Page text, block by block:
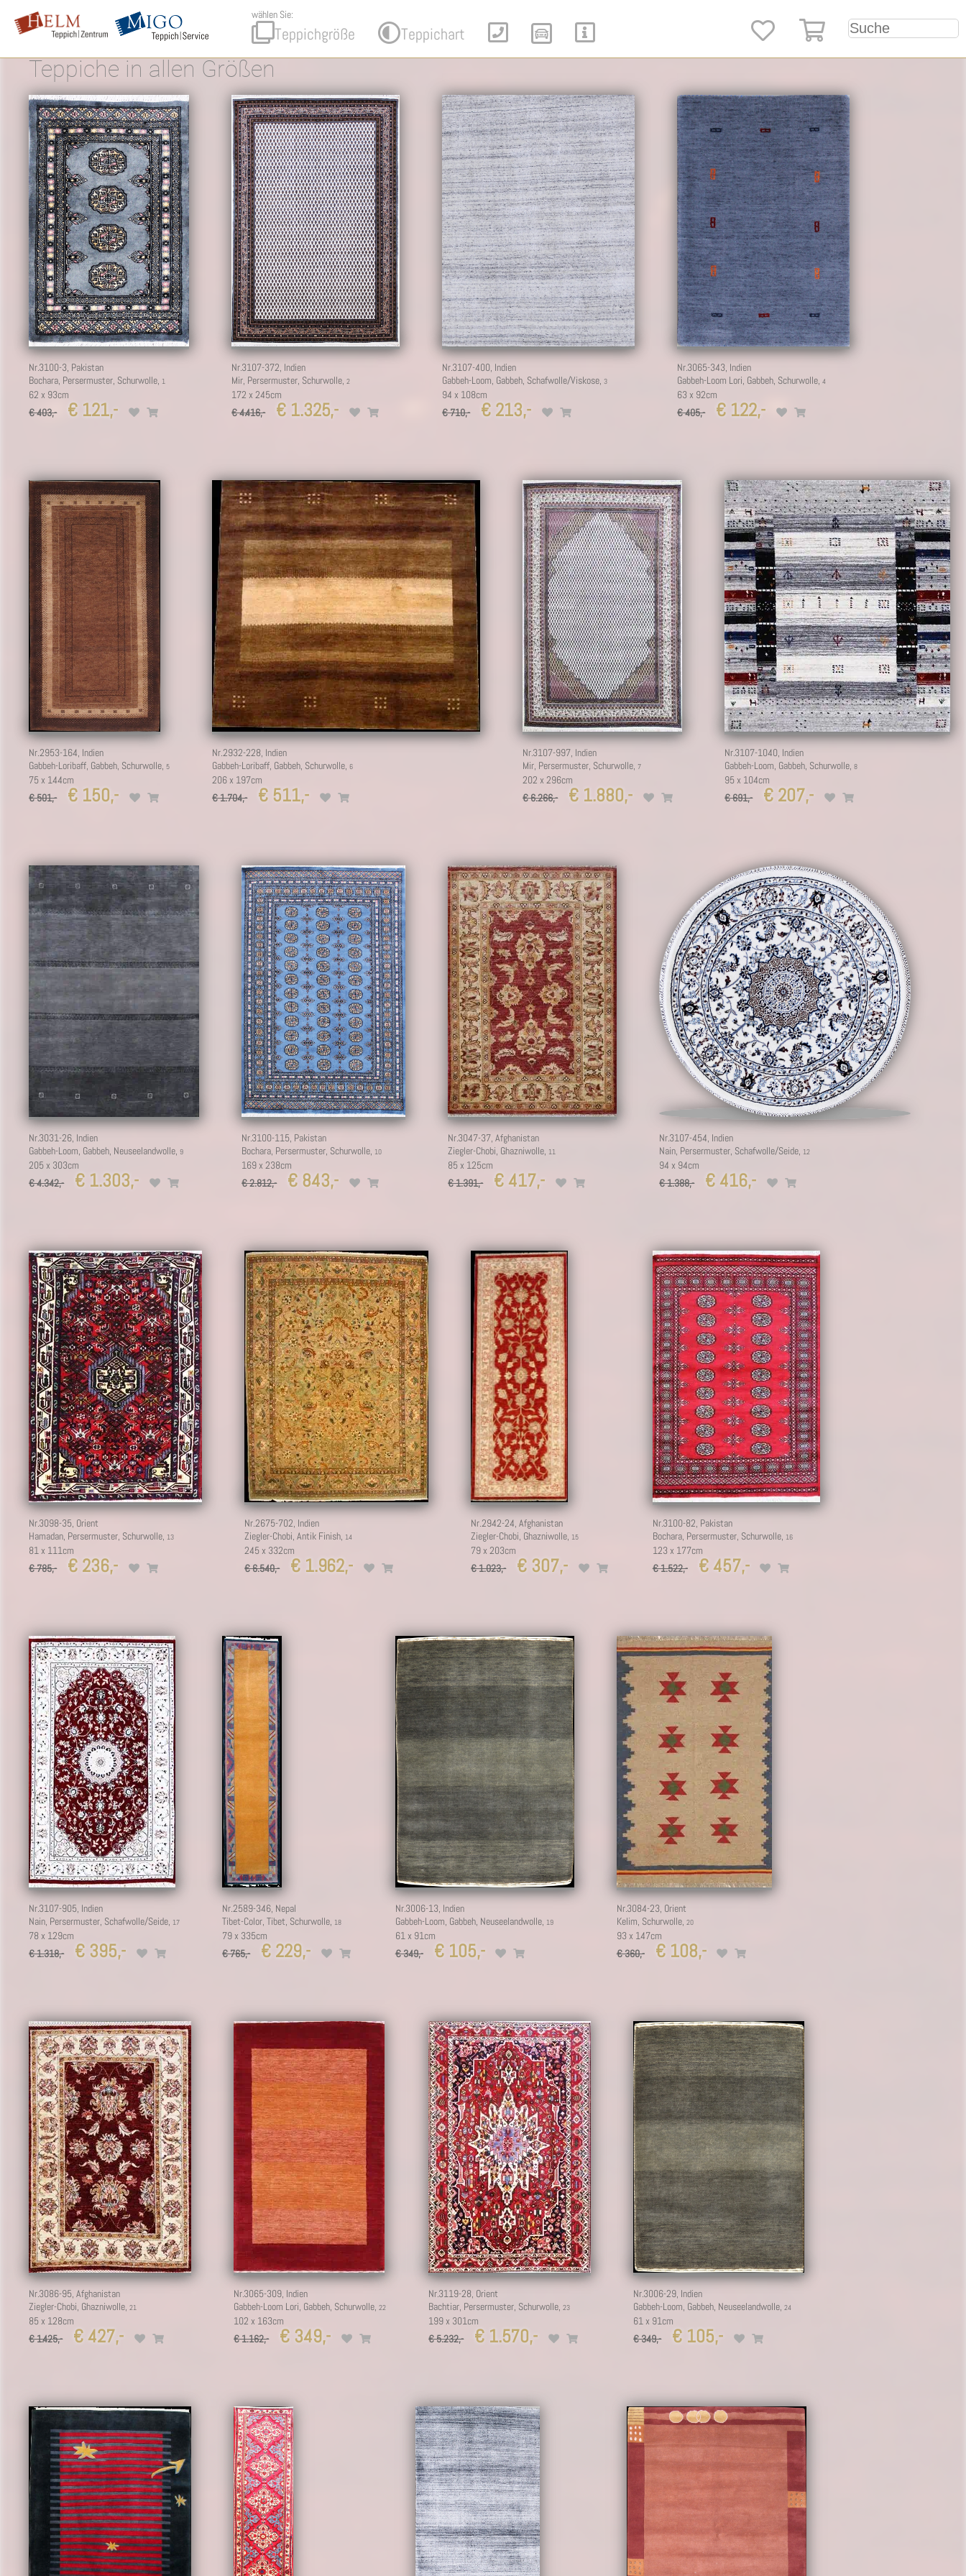
wählen Sie:
Teppichgröße Teppichart
Teppiche in allen Größen
Nr.3100-3, Pakistan
Bochara, Persermuster, Schurwolle,
1
62 x 93cm
€ 403,-
€ 121,-
Nr.3107-372, Indien
Mir, Persermuster, Schurwolle,
172 x 245cm
€ 4.416,-
€ 1.325,-
Nr.3107-400, Indien
Gabbeh-Loom, Gabbeh, Schafwolle/Viskose,
3
94 x 108cm
€ 710,-
€ 213,-
Nr.3065-343, Indien
Gabbeh-Loom Lori, Gabbeh, Schurwolle,
63 x 92cm
€ 405,-
€ 122,-
Nr.2953-164, Indien
Gabbeh-Loribaff, Gabbeh, Schurwolle,
75 x 144cm
€ 501,-
€ 150,-
Nr.2932-228, Indien
Gabbeh-Loribaff, Gabbeh, Schurwolle,
6
206 x 197cm
€ 1.704,-
€ 511,-
Nr.3107-997, Indien
Mir, Persermuster, Schurwolle,
202 x 296cm
€ 6.266,-
€ 1.880,-
Nr.3107-1040, Indien
Gabbeh-Loom, Gabbeh, Schurwolle,
95 x 104cm
€ 691,-
€ 207,-
Nr.3031-26, Indien
Gabbeh-Loom, Gabbeh, Neuseelandwolle,
9
205 x 303cm
€ 4.342,-
€ 1.303,-
Nr.3100-115, Pakistan
Bochara, Persermuster, Schurwolle,
10
169 x 238cm
€ 2.812,-
€ 843,-
Nr.3047-37,Afghanistan
Ziegler-Chobi, Ghazniwolle,
85 x 125cm
€ 1.391,-
€ 417,-
Nr.3107-454, Indien
Nain, Persermuster, Schafwolle/Seide,
94 x 94cm
€ 1.388,-
€ 416,-
Nr.3098-35, Orient
Hamadan, Persermuster, Schurwolle,
81 x 111cm
€ 785,-
€ 236,-
Nr.2675-702, Indien
Ziegler-Chobi, Antik Finish,
14
245 x 332cm
€ 6.540,-
€ 1.962,-
Nr.2942-24,Afghanistan
Ziegler-Chobi, Ghazniwolle,
79 x 203cm
€ 1.023,-
€ 307,-
Nr.3100-82, Pakistan
Bochara, Persermuster, Schurwolle,
123 x 177cm
€ 1.522,-
€ 457,-
Nr.3107-905, Indien
Nain, Persermuster, Schafwolle/Seide,
78 x 129cm
€ 1.318,-
€ 395,-
Nr.2589-346, Nepal
Tibet-Color, Tibet, Schurwolle,
79 x 335cm
€ 765,-
€ 229,-
Nr.3006-13, Indien
Gabbeh-Loom, Gabbeh, Neuseelandwolle,
61 x 91cm
€ 349,-
€ 105,-
Nr.3084-23, Orient
Kelim, Schurwolle,
93 x 147cm
€ 360,-
€ 108,-
Nr.3086-95,Afghanistan
Ziegler-Chobi, Ghazniwolle,
85 x 128cm
€ 1.425,-
€ 427,-
Nr.3065-309, Indien
Gabbeh-Loom Lori, Gabbeh, Schurwolle,
102 x 163cm
€ 1.162,-
€ 349,-
Nr.3119-28, Orient
Bachtiar, Persermuster, Schurwolle,
199 x 301cm
€ 5.232,-
€ 1.570,-
Nr.3006-29, Indien
Gabbeh-Loom, Gabbeh, Neuseelandwolle,
61 x 91cm
€ 349,-
€ 105,-